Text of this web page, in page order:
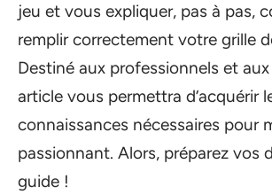
jeu et vous expliquer, pas à pas,
remplir correctement votre grille
Destiné aux professionnels et
article vous permettra d’acquérir
connaissances nécessaires pour
passionnant. Alors, préparez vos
guide !